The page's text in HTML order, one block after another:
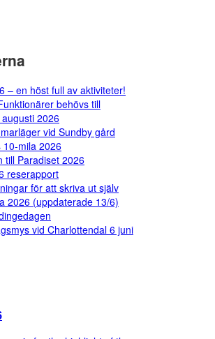
– en höst full av aktiviteter!
behövs till
2026
vid Sundby gård
10-mila 2026
till Paradiset 2026
reserapport
för att skriva ut själv
2026 (uppdaterade 13/6)
vid Charlottendal 6 juni